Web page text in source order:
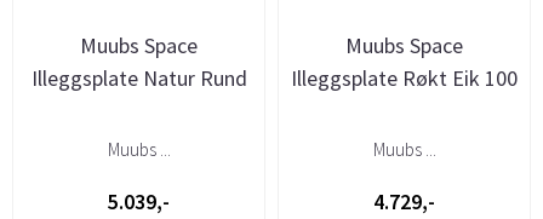
Muubs Space
Illeggsplate Natur Rund
Muubs ...
5.039,-
Muubs Space
Illeggsplate Røkt Eik 100
Muubs ...
4.729,-